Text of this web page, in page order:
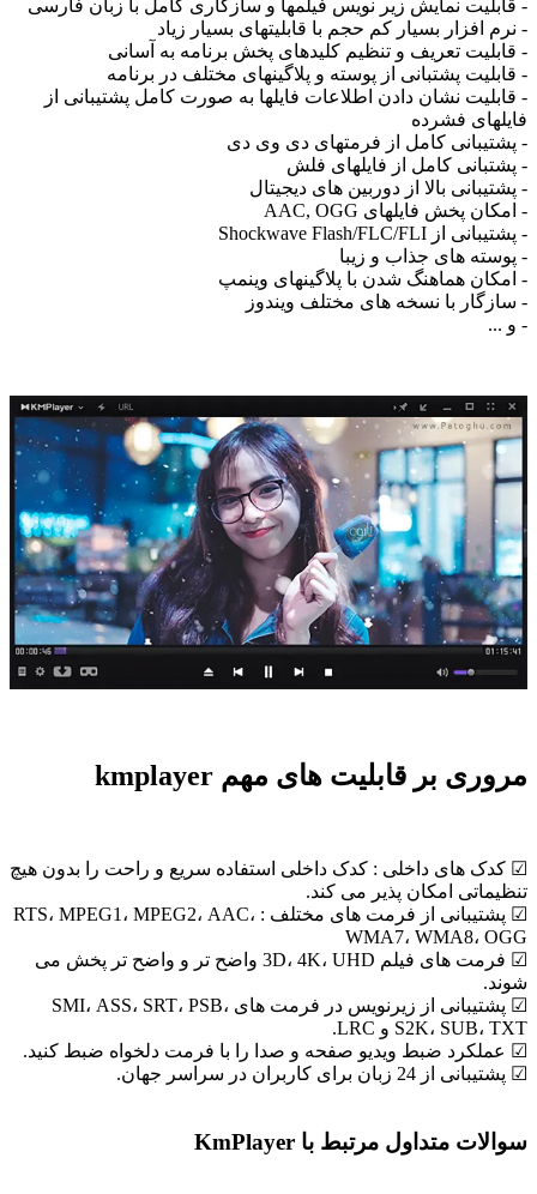
- قابلیت نمایش زیر نویس فیلمها و سازگاری کامل با زبان فارسی
- نرم افزار بسیار کم حجم با قابلیتهای بسیار زیاد
- قابلیت تعریف و تنظیم کلیدهای پخش برنامه به آسانی
- قابلیت پشتبانی از پوسته و پلاگینهای مختلف در برنامه
- قابلیت نشان دادن اطلاعات فایلها به صورت کامل پشتیبانی از
فایلهای فشرده
- پشتیبانی کامل از فرمتهای دی وی دی
- پشتبانی کامل از فایلهای فلش
- پشتیبانی بالا از دوربین های دیجیتال
- امکان پخش فایلهای AAC, OGG
- پشتیبانی از Shockwave Flash/FLC/FLI
- پوسته های جذاب و زیبا
- امکان هماهنگ شدن با پلاگینهای وینمپ
- سازگار با نسخه های مختلف ویندوز
- و ...
مروری بر قابلیت های مهم kmplayer
☑ کدک های داخلی : کدک داخلی استفاده سریع و راحت را بدون هیچ
تنظیماتی امکان پذیر می کند.
☑ پشتیبانی از فرمت های مختلف : RTS، MPEG1، MPEG2، AAC،
WMA7، WMA8، OGG
☑ فرمت های فیلم 3D، 4K، UHD واضح تر و واضح تر پخش می
شوند.
☑ پشتیبانی از زیرنویس در فرمت های SMI، ASS، SRT، PSB،
S2K، SUB، TXT و LRC.
☑ عملکرد ضبط ویدیو صفحه و صدا را با فرمت دلخواه ضبط کنید.
☑ پشتیبانی از 24 زبان برای کاربران در سراسر جهان.
سوالات متداول مرتبط با KmPlayer